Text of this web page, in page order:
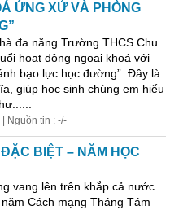
ỨNG XỬ VÀ PHÒNG
đa năng Trường THCS Chu
hoạt động ngoại khoá với
bạo lực học đường”. Đây là
giúp học sinh chúng em hiểu
Nguồn tin : -/-
BIỆT – NĂM HỌC
vang lên trên khắp cả nước.
Cách mạng Tháng Tám